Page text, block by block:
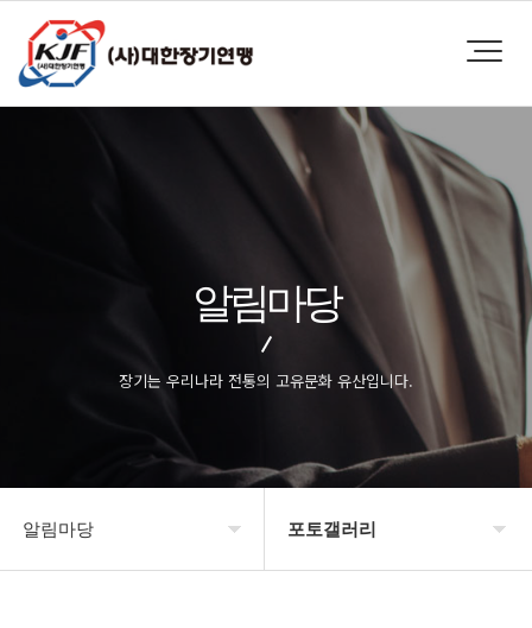
알림마당
장기는 우리나라 전통의 고유문화 유산입니다.
알림마당 포토갤러리